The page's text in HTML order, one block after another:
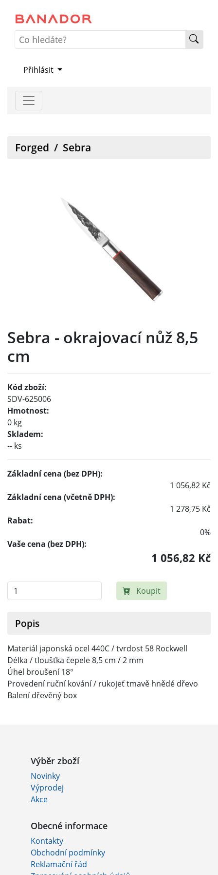
Přihlásit
Forged / Sebra
Sebra - okrajovací nůž 8,5
cm
Kód zboží:
SDV-625006
Hmotnost:
0 kg
Skladem:
-- ks
Základní cena (bez DPH):
1 056,82 Kč
Základní cena (včetně DPH):
1 278,75 Kč
Rabat:
0%
Vaše cena (bez DPH):
1 056,82 Kč
Koupit
Popis
Materiál japonská ocel 440C / tvrdost 58 Rockwell
Délka / tloušťka čepele 8,5 cm / 2 mm
Úhel broušení 18°
Provedení ruční kování / rukojeť tmavě hnědé dřevo
Balení dřevěný box
Výběr zboží
Novinky
Výprodej
Akce
Obecné informace
Kontakty
Obchodní podmínky
Reklamační řád